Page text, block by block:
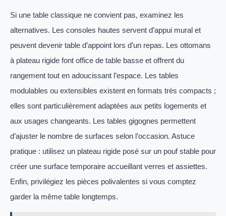
Si une table classique ne convient pas, examinez les
alternatives. Les consoles hautes servent d’appui mural et
peuvent devenir table d’appoint lors d’un repas. Les ottomans
à plateau rigide font office de table basse et offrent du
rangement tout en adoucissant l’espace. Les tables
modulables ou extensibles existent en formats très compacts ;
elles sont particulièrement adaptées aux petits logements et
aux usages changeants. Les tables gigognes permettent
d’ajuster le nombre de surfaces selon l’occasion. Astuce
pratique : utilisez un plateau rigide posé sur un pouf stable pour
créer une surface temporaire accueillant verres et assiettes.
Enfin, privilégiez les pièces polivalentes si vous comptez
garder la même table longtemps.